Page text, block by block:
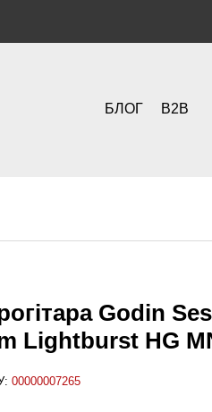
B2B
БЛОГ
Godin
Lightburst HG
00000007265